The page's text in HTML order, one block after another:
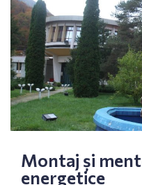
Montaj și
energetice